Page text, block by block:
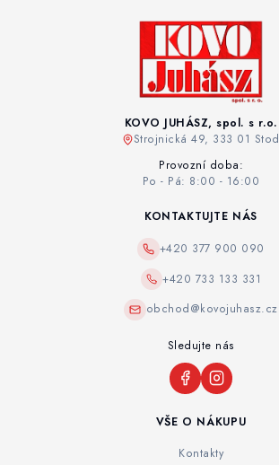
KOVO JUHÁSZ, spol. s r.o.
Strojnická 49, 333 01 Stod
Provozní doba:
Po - Pá: 8:00 - 16:00
VŠE O NÁKUPU
Kontakty
KONTAKTUJTE NÁS
+420 377 900 090
+420 733 133 331
obchod@kovojuhasz.cz
Sledujte nás